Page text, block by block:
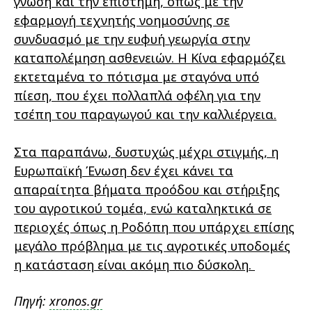
εφαρμογή τεχνητής νοημοσύνης σε
συνδυασμό με την ευφυή γεωργία στην
καταπολέμηση ασθενειών. Η Κίνα εφαρμόζει
εκτεταμένα το πότισμα με σταγόνα υπό
πίεση, που έχει πολλαπλά οφέλη για την
τσέπη του παραγωγού και την καλλιέργεια.
Στα παραπάνω, δυστυχώς μέχρι στιγμής, η
Ευρωπαϊκή Ένωση δεν έχει κάνει τα
απαραίτητα βήματα προόδου και στήριξης
του αγροτικού τομέα, ενώ καταληκτικά σε
περιοχές όπως η Ροδόπη που υπάρχει επίσης
μεγάλο πρόβλημα με τις αγροτικές υποδομές
η κατάσταση είναι ακόμη πιο δύσκολη.
Πηγή:xronos.gr